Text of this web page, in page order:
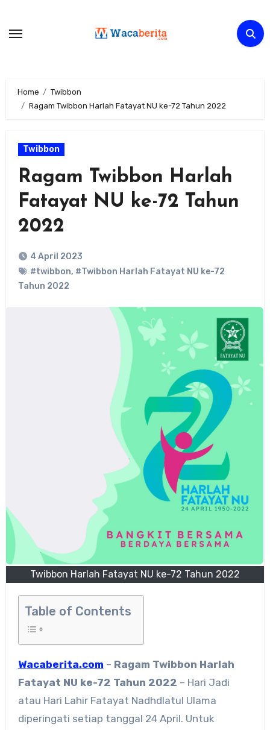
content
Home
Twibbon
Ragam Twibbon Harlah Fatayat NU ke-72 Tahun 2022
Twibbon
Ragam Twibbon Harlah
Fatayat NU ke-72 Tahun
2022
4 April 2023
#twibbon, #Twibbon Harlah Fatayat NU ke-72
Tahun 2022
Twibbon Harlah Fatayat NU ke-72 Tahun 2022
Table of Contents
Wacaberita.com – Ragam Twibbon Harlah
Fatayat NU ke-72 Tahun 2022 – Hari Jadi
atau Hari Lahir Fatayat Nadhdlatul Ulama
diperingati setiap tanggal 24 April. Untuk